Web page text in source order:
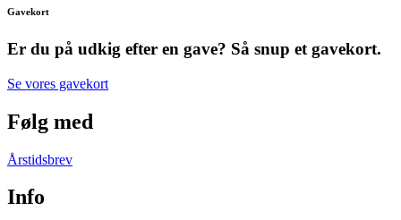
Gavekort
Er du på udkig efter en gave? Så snup et gavekort.
Se vores gavekort
Følg med
Årstidsbrev
Info